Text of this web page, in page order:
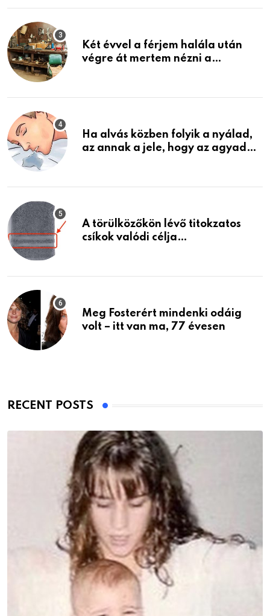
Két évvel a férjem halála után
végre át mertem nézni a
életemet
Ha alvás közben folyik a nyálad,
az annak a jele, hogy az agyad…
A törülközőkön lévő titokzatos
csíkok valódi célja…
Meg Fosterért mindenki odáig
volt – itt van ma, 77 évesen
RECENT POSTS